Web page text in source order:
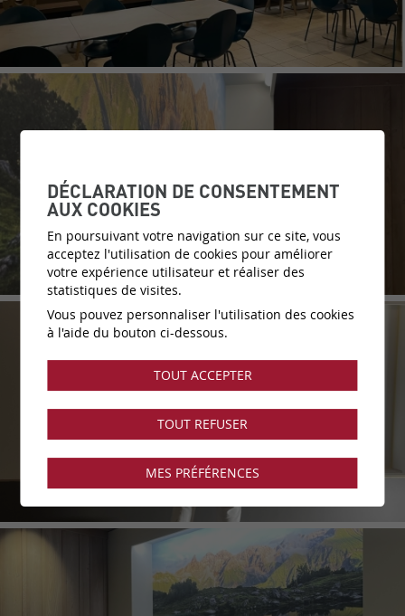
DÉCLARATION DE CONSENTEMENT
AUX COOKIES
En poursuivant votre navigation sur ce site, vous
acceptez l'utilisation de cookies pour améliorer
votre expérience utilisateur et réaliser des
statistiques de visites.
Vous pouvez personnaliser l'utilisation des cookies
à l'aide du bouton ci-dessous.
TOUT ACCEPTER
TOUT REFUSER
MES PRÉFÉRENCES